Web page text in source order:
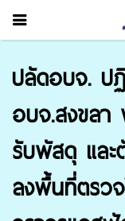
ปลัดอบจ. ป
อบจ.สงขลา
รับพัสดุ และ
ลงพื้นที่ตรว